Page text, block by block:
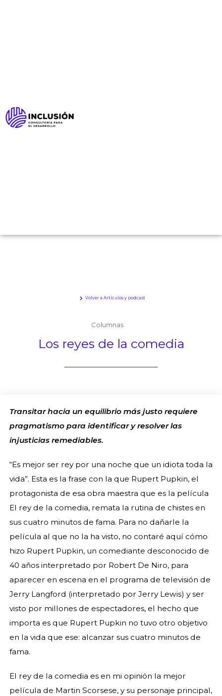
Volver a Artículos y podcast
Columnas
Los reyes de la comedia
Transitar hacia un equilibrio más justo requiere
pragmatismo para identificar y resolver las
injusticias remediables.
“Es mejor ser rey por una noche que un idiota toda la
vida”. Esta es la frase con la que Rupert Pupkin, el
protagonista de esa obra maestra que es la película
El rey de la comedia, remata la rutina de chistes en
sus cuatro minutos de fama. Para no dañarle la
película al que no la ha visto, no contaré aquí cómo
hizo Rupert Pupkin, un comediante desconocido de
40 años interpretado por Robert De Niro, para
aparecer en escena en el programa de televisión de
Jerry Langford (interpretado por Jerry Lewis) y ser
visto por millones de espectadores, el hecho que
importa es que Rupert Pupkin no tuvo otro objetivo
en la vida que ese: alcanzar sus cuatro minutos de
fama.
El rey de la comedia es en mi opinión la mejor
película de Martin Scorsese, y su personaje principal,